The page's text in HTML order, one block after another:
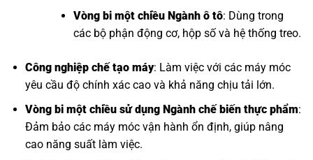
Vòng bi một chiều Ngành ô tô: Dùng trong
các bộ phận động cơ, hộp số và hệ thống treo.
Công nghiệp chế tạo máy: Làm việc với các máy móc
yêu cầu độ chính xác cao và khả năng chịu tải lớn.
Vòng bi một chiềusử dụng Ngành chế biến thực phẩm:
Đảm bảo các máy móc vận hành ổn định, giúp nâng
cao năng suất làm việc.